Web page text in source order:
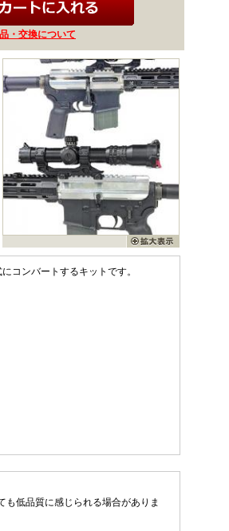
・交換について
コンバートするキットです。
低品質に感じられる場合がありま